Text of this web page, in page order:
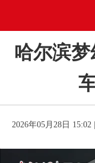
哈尔滨
2026年05月28日 15:02 |